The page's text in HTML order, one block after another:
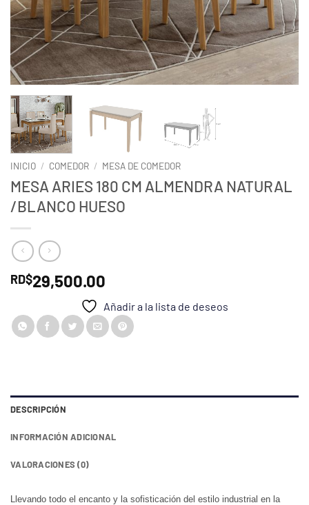
INICIO / COMEDOR / MESA DE COMEDOR
MESA ARIES 180 CM ALMENDRA NATURAL
/BLANCO HUESO
RD$29,500.00
Añadir a la lista de deseos
DESCRIPCIÓN
INFORMACIÓN ADICIONAL
VALORACIONES (0)
Llevando todo el encanto y la sofisticación del estilo industrial en la